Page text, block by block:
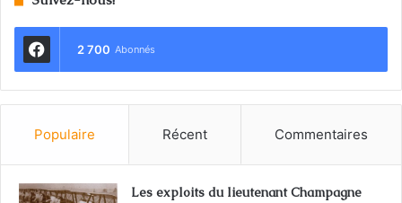
2 700 Abonnés
Populaire Récent Commentaires
Les exploits du lieutenant Champagne